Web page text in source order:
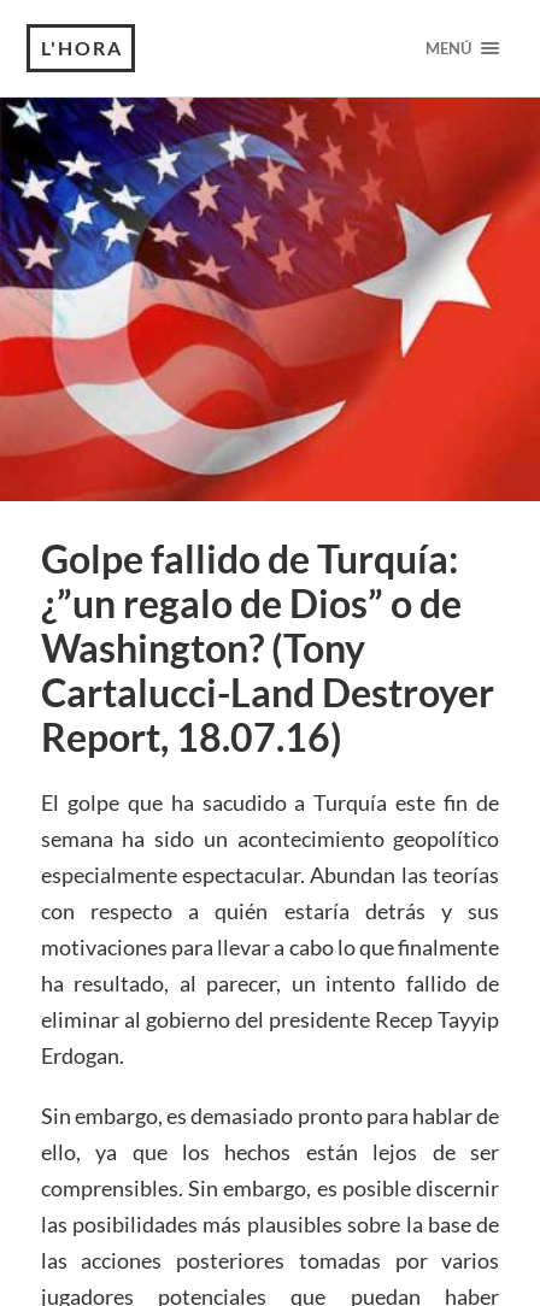
L'HORA MENÚ
Golpe fallido de Turquía:
¿”un regalo de Dios” o de
Washington? (Tony
Cartalucci-Land Destroyer
Report, 18.07.16)
El golpe que ha sacudido a Turquía este fin de
semana ha sido un acontecimiento geopolítico
especialmente espectacular. Abundan las teorías
con respecto a quién estaría detrás y sus
motivaciones para llevar a cabo lo que finalmente
ha resultado, al parecer, un intento fallido de
eliminar al gobierno del presidente Recep Tayyip
Erdogan.
Sin embargo, es demasiado pronto para hablar de
ello, ya que los hechos están lejos de ser
comprensibles. Sin embargo, es posible discernir
las posibilidades más plausibles sobre la base de
las acciones posteriores tomadas por varios
jugadores potenciales que puedan haber